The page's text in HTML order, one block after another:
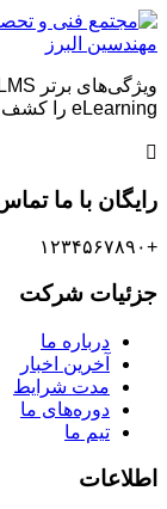
پرش
به
پرش
به
eLearning را کشف کنید.
رایگان با ما
+۱۲۳۴۵۶۷۸۹۰
جزئیات شرکت
درباره ما
آخرین اخبار
مدت شرایط
دوره‌های ما
تیم ما
اطلاعات